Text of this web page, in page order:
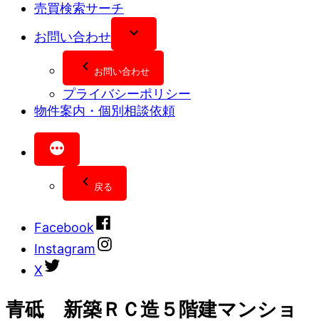
売買検索サーチ
お問い合わせ
お問い合わせ
プライバシーポリシー
物件案内・個別相談依頼
戻る
Facebook
Instagram
X
青砥 新築ＲＣ造５階建マンショ